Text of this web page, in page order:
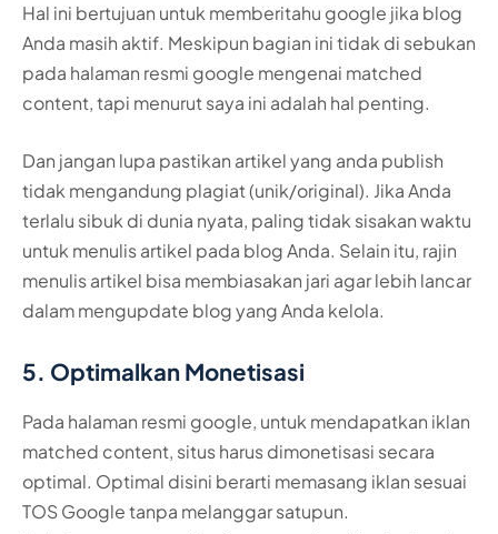
Hal ini bertujuan untuk memberitahu google jika blog
Anda masih aktif. Meskipun bagian ini tidak di sebukan
pada halaman resmi google mengenai matched
content, tapi menurut saya ini adalah hal penting.
Dan jangan lupa pastikan artikel yang anda publish
tidak mengandung plagiat (unik/original). Jika Anda
terlalu sibuk di dunia nyata, paling tidak sisakan waktu
untuk menulis artikel pada blog Anda. Selain itu, rajin
menulis artikel bisa membiasakan jari agar lebih lancar
dalam mengupdate blog yang Anda kelola.
5. Optimalkan Monetisasi
Pada halaman resmi google, untuk mendapatkan iklan
matched content, situs harus dimonetisasi secara
optimal. Optimal disini berarti memasang iklan sesuai
TOS Google tanpa melanggar satupun.